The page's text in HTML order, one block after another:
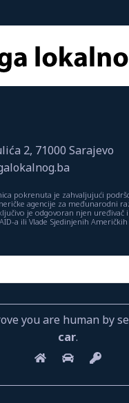
2, 71000 Sarajevo
pokrenuta je zahvaljujući
agencije za međunarodni
je odgovoran njen uređivač
a ili Vlade Sjedinjenih Američkih
you are human by
car.